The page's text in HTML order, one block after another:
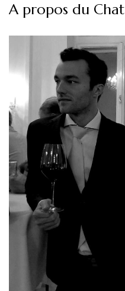
A propos du Chat